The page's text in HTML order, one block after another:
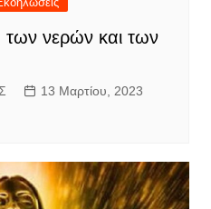
των νερών και των
13 Μαρτίου, 2023